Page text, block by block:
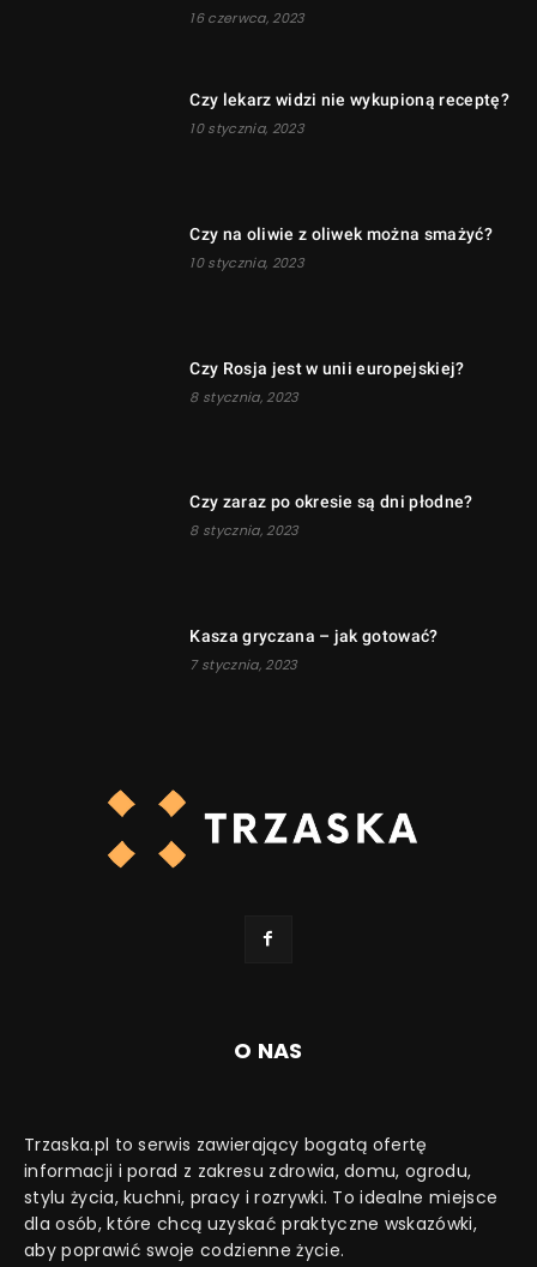
16 czerwca, 2023
Czy lekarz widzi nie wykupioną receptę?
10 stycznia, 2023
Czy na oliwie z oliwek można smażyć?
10 stycznia, 2023
Czy Rosja jest w unii europejskiej?
8 stycznia, 2023
Czy zaraz po okresie są dni płodne?
8 stycznia, 2023
Kasza gryczana – jak gotować?
7 stycznia, 2023
O NAS
Trzaska.pl to serwis zawierający bogatą ofertę
informacji i porad z zakresu zdrowia, domu, ogrodu,
stylu życia, kuchni, pracy i rozrywki. To idealne miejsce
dla osób, które chcą uzyskać praktyczne wskazówki,
aby poprawić swoje codzienne życie.